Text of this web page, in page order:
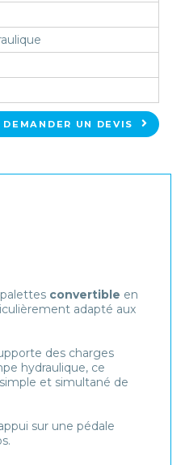
DEMANDER UN DEVIS
convertible en
adapté aux
des charges
hydraulique, ce
et simultané de
sur une pédale